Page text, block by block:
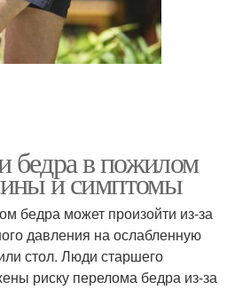
бедра в пожилом
и симптомы
бедра может произойти из-за
давления на ослабленную
стол. Люди старшего
риску перелома бедра из-за